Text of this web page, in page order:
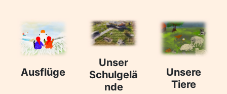
Ausflüge
Unser
Schulgelä
nde
Unsere
Tiere